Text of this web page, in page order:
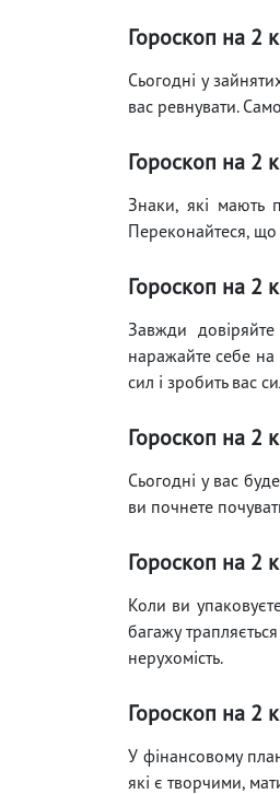
Гороскоп на 2
Сьогодні у
вас ревнувати.
Гороскоп на 2
Знаки, які мають
Переконайтеся, що
Гороскоп на 2
Завжди
наражайте себе на
сил і зробить вас
Гороскоп на 2
Сьогодні у вас
ви почнете
Гороскоп на 2
Коли ви
багажу
нерухомість.
Гороскоп на 2
У фінансовому
які є творчими,